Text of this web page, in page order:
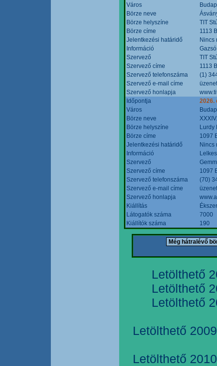
Város
Börze neve
Börze helyszíne
TIT
Börze címe
1113
Jelentkezési határidő
Nincs
Információ
Szervező
TIT
Szervező címe
1113
Szervező telefonszáma
(1)
Szervező e-mail címe
Szervező honlapja
Időpontja
2026.
Város
Börze neve
Börze helyszíne
Lurdy
Börze címe
1097
Jelentkezési határidő
Nincs
Információ
Szervező
Szervező címe
1097
Szervező telefonszáma
(70)
Szervező e-mail címe
Szervező honlapja
Kiállítás
Látogatók száma
7000
Kiállítók száma
190
Letölthető
Letölthető
Letölthető
Letölthető
Letölthető